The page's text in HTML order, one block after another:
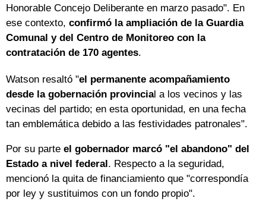
Honorable Concejo Deliberante en marzo pasado". En
ese contexto, confirmó la ampliación de la Guardia
Comunal y del Centro de Monitoreo con la
contratación de 170 agentes.
Watson resaltó "el permanente acompañamiento
desde la gobernación provincial a los vecinos y las
vecinas del partido; en esta oportunidad, en una fecha
tan emblemática debido a las festividades patronales".
Por su parte el gobernador marcó "el abandono" del
Estado a nivel federal. Respecto a la seguridad,
mencionó la quita de financiamiento que "correspondía
por ley y sustituimos con un fondo propio".